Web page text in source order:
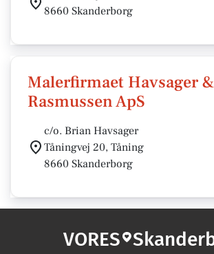
8660 Skanderborg
Malerfirmaet Havsager &
Rasmussen ApS
c/o. Brian Havsager
Tåningvej 20, Tåning
8660 Skanderborg
VORES